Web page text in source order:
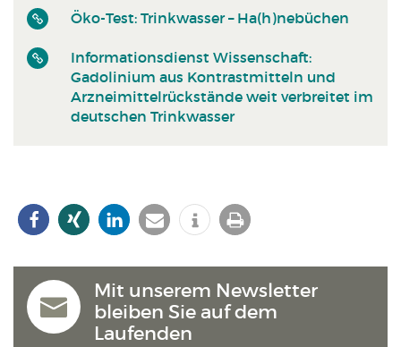
Öko-Test: Trinkwasser – Ha(h)nebüchen
Informationsdienst Wissenschaft:
Gadolinium aus Kontrastmitteln und
Arzneimittelrückstände weit verbreitet im
deutschen Trinkwasser
Mit unserem Newsletter
bleiben Sie auf dem
Laufenden